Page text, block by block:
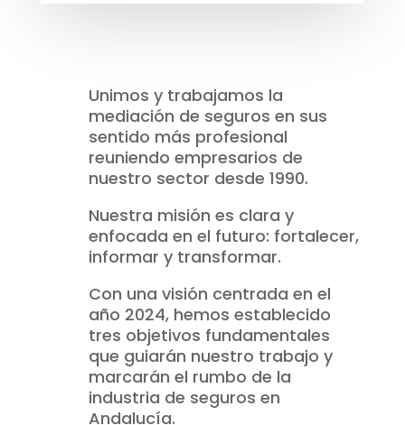
Unimos y trabajamos la
mediación de seguros en sus
sentido más profesional
reuniendo empresarios de
nuestro sector desde 1990.
Nuestra misión es clara y
enfocada en el futuro: fortalecer,
informar y transformar.
Con una visión centrada en el
año 2024, hemos establecido
tres objetivos fundamentales
que guiarán nuestro trabajo y
marcarán el rumbo de la
industria de seguros en
Andalucía.